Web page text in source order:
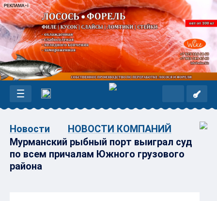
Новости
НОВОСТИ КОМПАНИЙ
Мурманский рыбный порт выиграл суд
по всем причалам Южного грузового
района